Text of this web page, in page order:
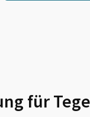
für